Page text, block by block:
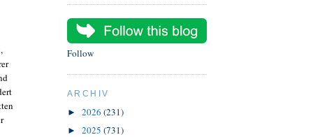
Follow
ARCHIV
► 2026 (231)
► 2025 (731)